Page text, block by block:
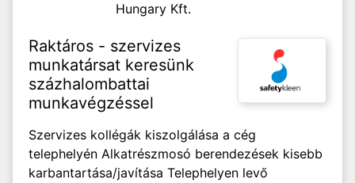
Hungary Kft.
Raktáros - szervizes
munkatársat keresünk
százhalombattai
munkavégzéssel
Szervizes kollégák kiszolgálása a cég
telephelyén Alkatrészmosó berendezések kisebb
karbantartása/javítása Telephelyen levő